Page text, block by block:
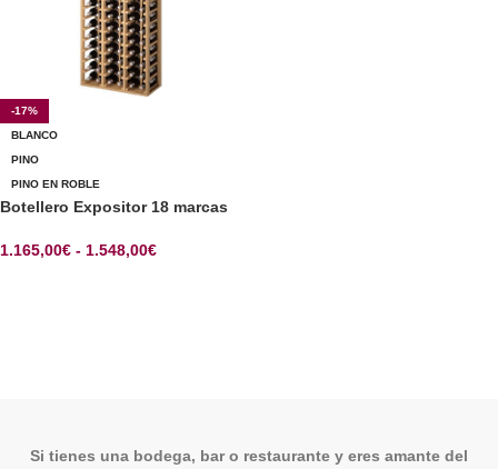
-17%
BLANCO
PINO
PINO EN ROBLE
Botellero Expositor 18 marcas
1.165,00€ - 1.548,00€
Si tienes una bodega, bar o restaurante y eres amante del